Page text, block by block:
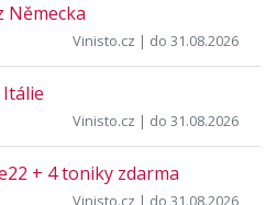
Německa
Vinisto.cz | do 31.08.2026
Vinisto.cz | do 31.08.2026
+ 4 toniky zdarma
Vinisto.cz | do 31.08.2026